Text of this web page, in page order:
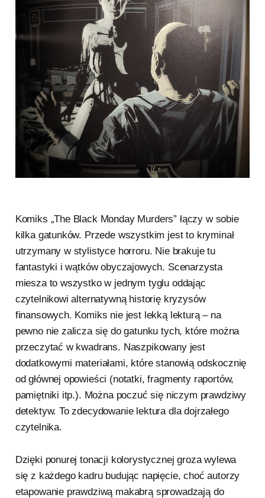
Komiks „The Black Monday Murders” łączy w sobie
kilka gatunków. Przede wszystkim jest to kryminał
utrzymany w stylistyce horroru. Nie brakuje tu
fantastyki i wątków obyczajowych. Scenarzysta
miesza to wszystko w jednym tyglu oddając
czytelnikowi alternatywną historię kryzysów
finansowych. Komiks nie jest lekką lekturą – na
pewno nie zalicza się do gatunku tych, które można
przeczytać w kwadrans. Naszpikowany jest
dodatkowymi materiałami, które stanowią odskocznię
od głównej opowieści (notatki, fragmenty raportów,
pamiętniki itp.). Można poczuć się niczym prawdziwy
detektyw. To zdecydowanie lektura dla dojrzałego
czytelnika.
Dzięki ponurej tonacji kolorystycznej groza wylewa
się z każdego kadru budując napięcie, choć autorzy
etapowanie prawdziwą makabrą sprowadzają do